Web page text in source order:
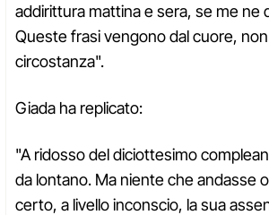
addirittura mattina e sera, se me ne
Queste frasi vengono dal cuore,
circostanza".
Giada ha replicato:
"A ridosso del diciottesimo
da lontano. Ma niente che andasse
certo, a livello inconscio, la sua